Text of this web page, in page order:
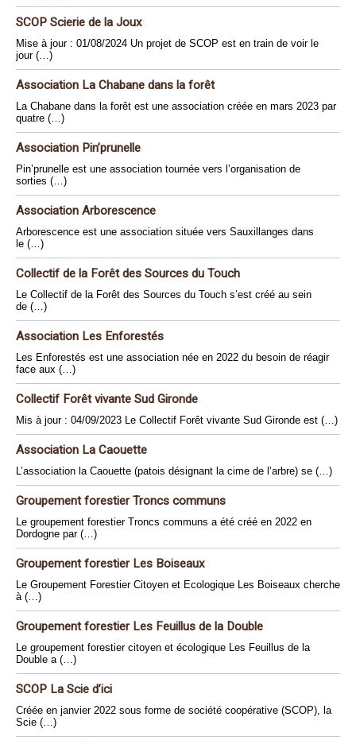
SCOP Scierie de la Joux
Mise à jour : 01/08/2024 Un projet de SCOP est en train de voir le
jour (…)
Association La Chabane dans la forêt
La Chabane dans la forêt est une association créée en mars 2023 par
quatre (…)
Association Pin’prunelle
Pin’prunelle est une association tournée vers l’organisation de
sorties (…)
Association Arborescence
Arborescence est une association située vers Sauxillanges dans
le (…)
Collectif de la Forêt des Sources du Touch
Le Collectif de la Forêt des Sources du Touch s’est créé au sein
de (…)
Association Les Enforestés
Les Enforestés est une association née en 2022 du besoin de réagir
face aux (…)
Collectif Forêt vivante Sud Gironde
Mis à jour : 04/09/2023 Le Collectif Forêt vivante Sud Gironde est (…)
Association La Caouette
L’association la Caouette (patois désignant la cime de l’arbre) se (…)
Groupement forestier Troncs communs
Le groupement forestier Troncs communs a été créé en 2022 en
Dordogne par (…)
Groupement forestier Les Boiseaux
Le Groupement Forestier Citoyen et Ecologique Les Boiseaux cherche
à (…)
Groupement forestier Les Feuillus de la Double
Le groupement forestier citoyen et écologique Les Feuillus de la
Double a (…)
SCOP La Scie d’ici
Créée en janvier 2022 sous forme de société coopérative (SCOP), la
Scie (…)